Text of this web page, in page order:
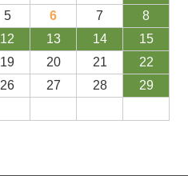
5 6 7
8
12 13 14
15
19 20 21
22
26 27 28
29